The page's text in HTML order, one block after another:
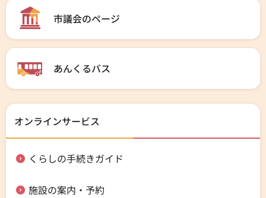
市議会のページ
あんくるバス
オンラインサービス
くらしの手続きガイド
施設の案内・予約